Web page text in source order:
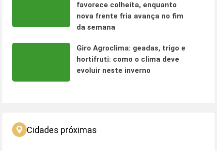
favorece colheita, enquanto
nova frente fria avança no fim
da semana
Giro Agroclima: geadas, trigo e
hortifruti: como o clima deve
evoluir neste inverno
Cidades próximas